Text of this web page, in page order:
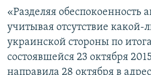
«Разделяя обеспокоенность
учитывая отсутствие какой-
украинской стороны по
состоявшейся 23 октября
направила 28 октября в